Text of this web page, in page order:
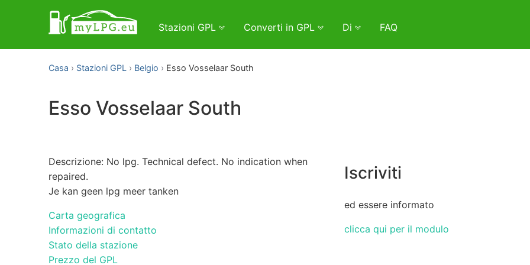
Stazioni GPL Converti in GPL Di FAQ
Casa Stazioni GPL Belgio Esso Vosselaar South
Esso Vosselaar South
Descrizione: No lpg. Technical defect. No indication when
repaired.
Je kan geen lpg meer tanken
Carta geografica
Informazioni di contatto
Stato della stazione
Prezzo del GPL
Iscriviti
ed essere informato
clicca qui per il modulo